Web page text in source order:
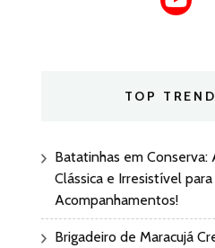
TOP
Batatinhas em Conserva:
Clássica e Irresistível
Acompanhamentos!
Brigadeiro de Maracujá